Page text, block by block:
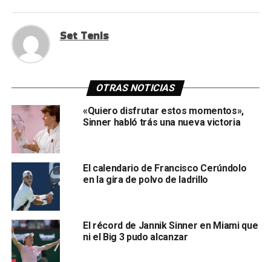
Set Tenis
OTRAS NOTICIAS
«Quiero disfrutar estos momentos»,
Sinner habló trás una nueva victoria
El calendario de Francisco Cerúndolo
en la gira de polvo de ladrillo
El récord de Jannik Sinner en Miami que
ni el Big 3 pudo alcanzar